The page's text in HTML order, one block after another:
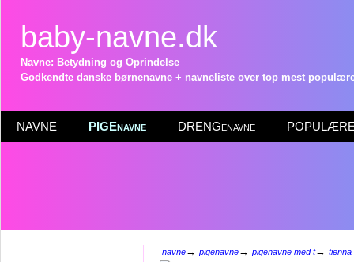
baby-navne.dk
Navne: Betydning og Oprindelse
Godkendte danske børnenavne + navneliste over top mest
NAVNE PIGEnavne DRENGenavne POPULÆRE
navne→ pigenavne→ pigenavne med t→ tienna